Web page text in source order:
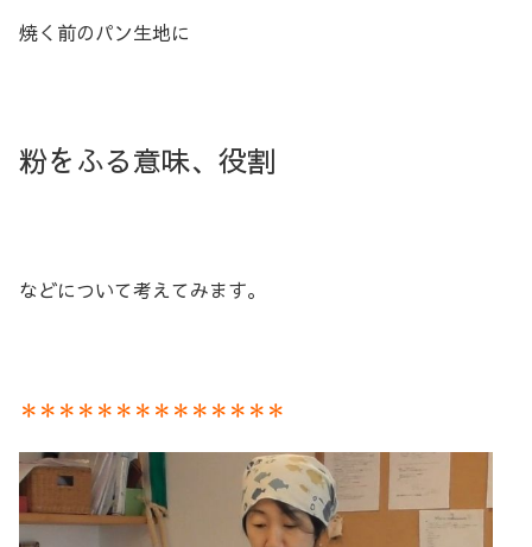
焼く前のパン生地に
粉をふる意味、役割
などについて考えてみます。
＊＊＊＊＊＊＊＊＊＊＊＊＊＊